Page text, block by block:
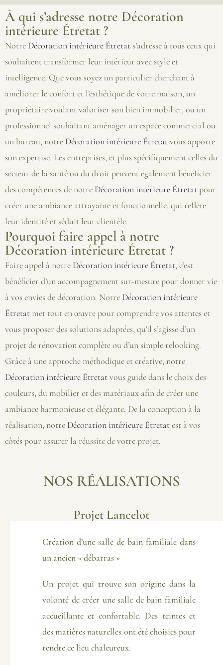
À qui s’adresse notre Décoration
intérieure Étretat ?
Notre Décoration intérieure Étretat s’adresse à tous ceux qui
souhaitent transformer leur intérieur avec style et
intelligence. Que vous soyez un particulier cherchant à
améliorer le confort et l’esthétique de votre maison, un
propriétaire voulant valoriser son bien immobilier, ou un
professionnel souhaitant aménager un espace commercial ou
un bureau, notre Décoration intérieure Étretatvous apporte
son expertise. Les entreprises, et plus spécifiquement celles du
secteur de la santé ou du droit peuvent également bénéficier
des compétences de notre Décoration intérieure Étretatpour
créer une ambiance attrayante et fonctionnelle, qui reflète
leur identité et séduit leur clientèle.
Pourquoi faire appel à notre
Décoration intérieure Étretat ?
Faire appel à notre Décoration intérieure Étretat, c’est
bénéficier d’un accompagnement sur-mesure pour donner vie
à vos envies de décoration. Notre Décoration intérieure
Étretatmet tout en œuvre pour comprendre vos attentes et
vous proposer des solutions adaptées, qu’il s’agisse d’un
projet de rénovation complète ou d’un simple relooking.
Grâce à une approche méthodique et créative, notre
Décoration intérieure Étretatvous guide dans le choix des
couleurs, du mobilier et des matériaux afin de créer une
ambiance harmonieuse et élégante. De la conception à la
réalisation, notre Décoration intérieure Étretatest à vos
côtés pour assurer la réussite de votre projet.
NOS RÉALISATIONS
Projet Lancelot
Création d’une salle de bain familiale dans
un ancien « débarras »
Un projet qui trouve son origine dans la
volonté de créer une salle de bain familiale
accueillante et confortable. Des teintes et
des matières naturelles ont été choisies pour
rendre ce lieu chaleureux.